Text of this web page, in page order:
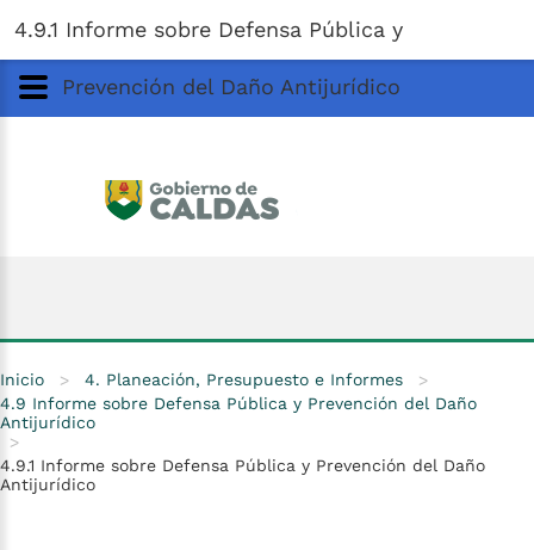
Gobernación de Caldas
4.9.1 Informe sobre Defensa Pública y
Prevención del Daño Antijurídico
Inicio > 4. Planeación, Presupuesto e Informes
>
4.9 Informe sobre Defensa Pública y Prevención del Daño
Antijurídico
>
4.9.1 Informe sobre Defensa Pública y Prevención del Daño
Antijurídico